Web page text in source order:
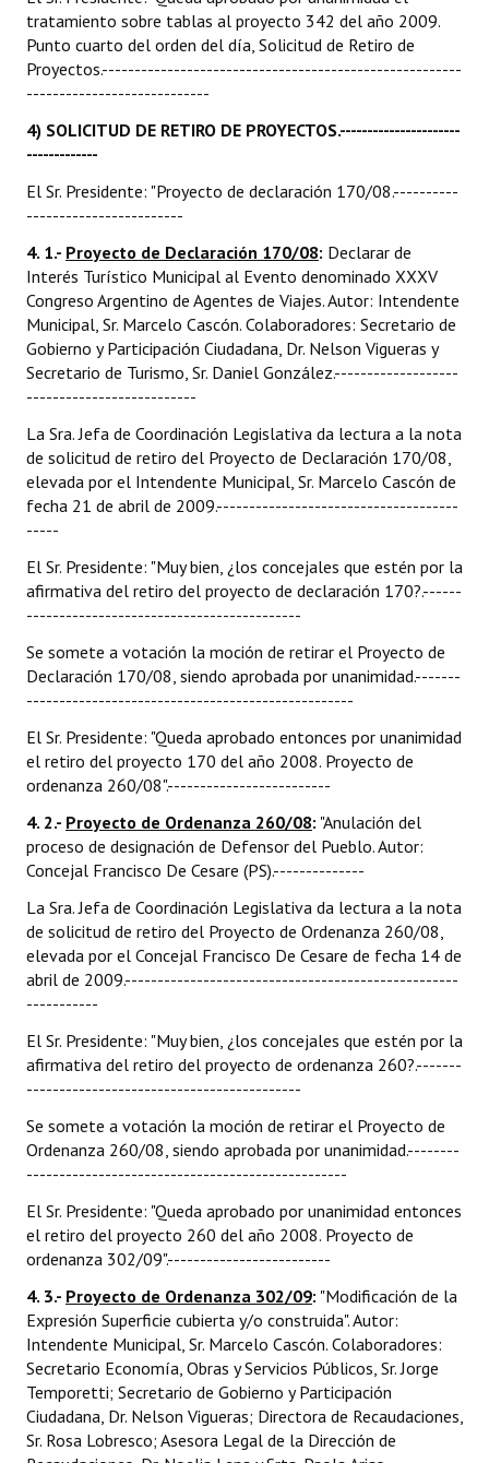
tratamiento sobre tablas al proyecto 342 del año 2009.
Punto cuarto del orden del día, Solicitud de Retiro de
Proyectos.-------------------------------------------------------
----------------------------
4) SOLICITUD DE RETIRO DE PROYECTOS.----------------------
-------------
El Sr. Presidente: "Proyecto de declaración 170/08.----------
------------------------
4. 1.- Proyecto de Declaración 170/08: Declarar de
Interés Turístico Municipal al Evento denominado XXXV
Congreso Argentino de Agentes de Viajes. Autor: Intendente
Municipal, Sr. Marcelo Cascón. Colaboradores: Secretario de
Gobierno y Participación Ciudadana, Dr. Nelson Vigueras y
Secretario de Turismo, Sr. Daniel González.-------------------
--------------------------
La Sra. Jefa de Coordinación Legislativa da lectura a la nota
de solicitud de retiro del Proyecto de Declaración 170/08,
elevada por el Intendente Municipal, Sr. Marcelo Cascón de
fecha 21 de abril de 2009.-------------------------------------
-----
El Sr. Presidente: "Muy bien, ¿los concejales que estén por la
afirmativa del retiro del proyecto de declaración 170?.------
------------------------------------------
Se somete a votación la moción de retirar el Proyecto de
Declaración 170/08, siendo aprobada por unanimidad.-------
--------------------------------------------------
El Sr. Presidente: "Queda aprobado entonces por unanimidad
el retiro del proyecto 170 del año 2008. Proyecto de
ordenanza 260/08".-------------------------
4. 2.- Proyecto de Ordenanza 260/08: "Anulación del
proceso de designación de Defensor del Pueblo. Autor:
Concejal Francisco De Cesare (PS).--------------
La Sra. Jefa de Coordinación Legislativa da lectura a la nota
de solicitud de retiro del Proyecto de Ordenanza 260/08,
elevada por el Concejal Francisco De Cesare de fecha 14 de
abril de 2009.---------------------------------------------------
-----------
El Sr. Presidente: "Muy bien, ¿los concejales que estén por la
afirmativa del retiro del proyecto de ordenanza 260?.-------
------------------------------------------
Se somete a votación la moción de retirar el Proyecto de
Ordenanza 260/08, siendo aprobada por unanimidad.--------
-------------------------------------------------
El Sr. Presidente: "Queda aprobado por unanimidad entonces
el retiro del proyecto 260 del año 2008. Proyecto de
ordenanza 302/09".-------------------------
4. 3.- Proyecto de Ordenanza 302/09: "Modificación de la
Expresión Superficie cubierta y/o construida". Autor:
Intendente Municipal, Sr. Marcelo Cascón. Colaboradores:
Secretario Economía, Obras y Servicios Públicos, Sr. Jorge
Temporetti; Secretario de Gobierno y Participación
Ciudadana, Dr. Nelson Vigueras; Directora de Recaudaciones,
Sr. Rosa Lobresco; Asesora Legal de la Dirección de